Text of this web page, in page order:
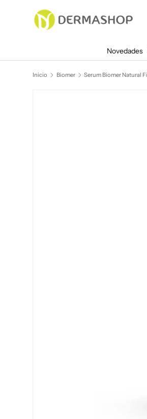
Ir al contenido
Novedades
Inicio Biomer Serum Biomer Natural